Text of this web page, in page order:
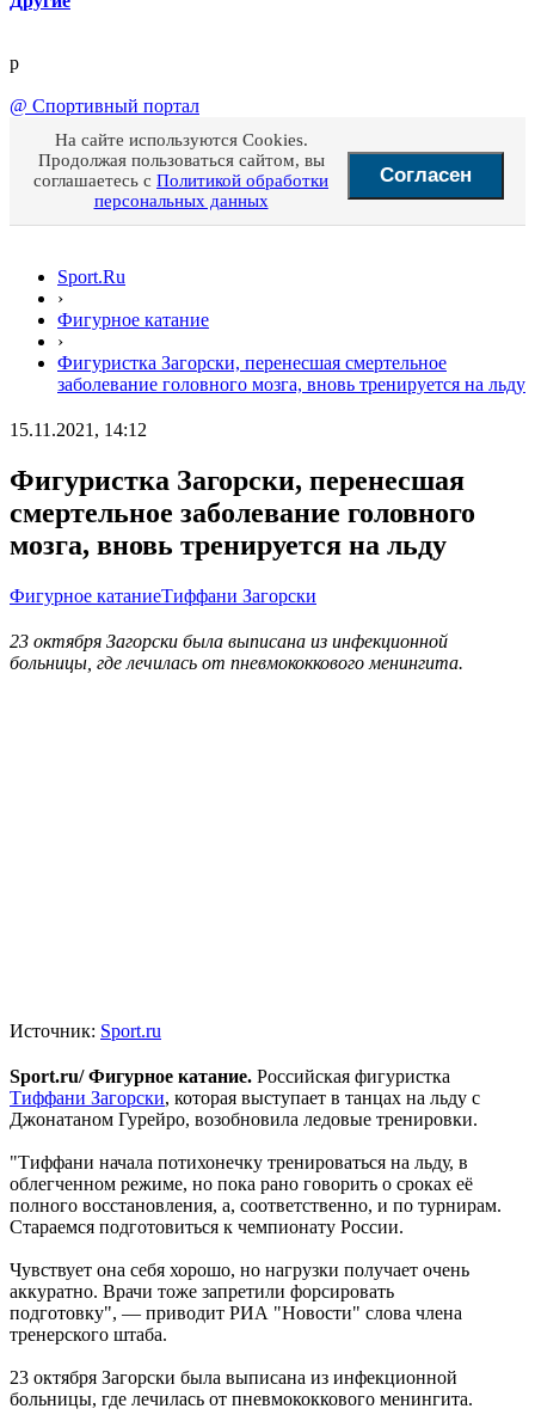
p
@ Спортивный портал
На сайте используются Cookies.
Продолжая пользоваться сайтом, вы
соглашаетесь с Политикой обработки
персональных данных
Согласен
Sport.Ru
›
Фигурное катание
›
Фигуристка Загорски, перенесшая смертельное
заболевание головного мозга, вновь тренируется на льду
15.11.2021, 14:12
Фигуристка Загорски, перенесшая
смертельное заболевание головного
мозга, вновь тренируется на льду
Фигурное катаниеТиффани Загорски
23 октября Загорски была выписана из инфекционной
больницы, где лечилась от пневмококкового менингита.
Источник: Sport.ru
Sport.ru/ Фигурное катание. Российская фигуристка
Тиффани Загорски, которая выступает в танцах на льду с
Джонатаном Гурейро, возобновила ледовые тренировки.
"Тиффани начала потихонечку тренироваться на льду, в
облегченном режиме, но пока рано говорить о сроках её
полного восстановления, а, соответственно, и по турнирам.
Стараемся подготовиться к чемпионату России.
Чувствует она себя хорошо, но нагрузки получает очень
аккуратно. Врачи тоже запретили форсировать
подготовку", — приводит РИА "Новости" слова члена
тренерского штаба.
23 октября Загорски была выписана из инфекционной
больницы, где лечилась от пневмококкового менингита.